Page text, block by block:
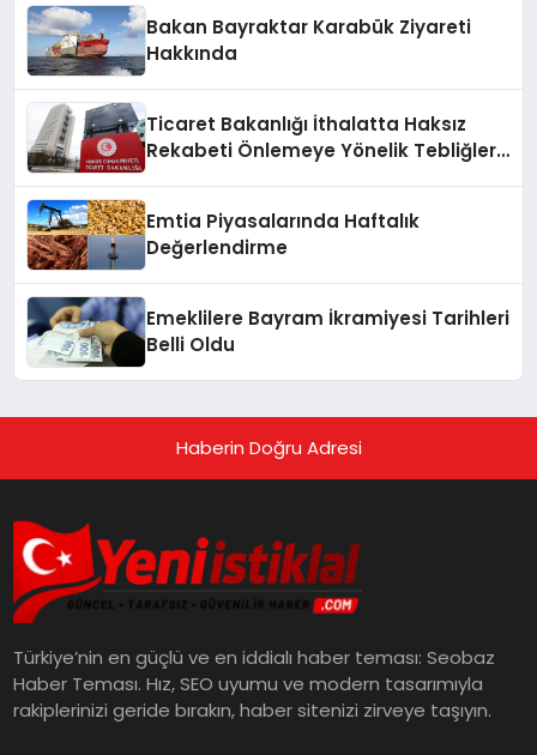
Bakan Bayraktar Karabük Ziyareti
Hakkında
Ticaret Bakanlığı İthalatta Haksız
Rekabeti Önlemeye Yönelik Tebliğleri
Emtia Piyasalarında Haftalık
Değerlendirme
Emeklilere Bayram İkramiyesi Tarihleri
Belli Oldu
Haberin Doğru Adresi
Türkiye’nin en güçlü ve en iddialı haber teması: Seobaz
Haber Teması. Hız, SEO uyumu ve modern tasarımıyla
rakiplerinizi geride bırakın, haber sitenizi zirveye taşıyın.